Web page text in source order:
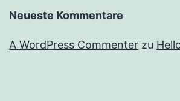
Neueste Kommentare
A WordPress Commenter zu